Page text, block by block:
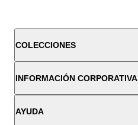
COLECCIONES
INFORMACIÓN CORPORATIVA
AYUDA